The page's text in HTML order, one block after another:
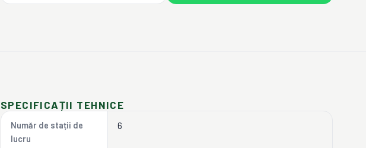
SPECIFICAȚII TEHNICE
Număr de stații de
lucru
6